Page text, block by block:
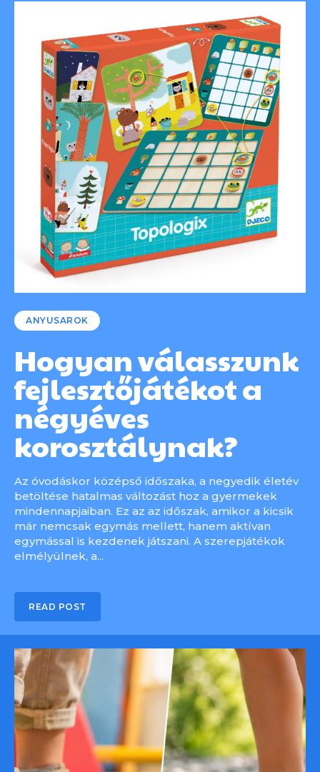
ANYUSAROK
Hogyan válasszunk
fejlesztőjátékot a
négyéves
korosztálynak?
Az óvodáskor középső időszaka, a negyedik életév
betöltése hatalmas változást hoz a gyermekek
mindennapjaiban. Ez az az időszak, amikor a kicsik
már nemcsak egymás mellett, hanem aktívan
egymással is kezdenek játszani. A szerepjátékok
elmélyülnek, a...
READ POST